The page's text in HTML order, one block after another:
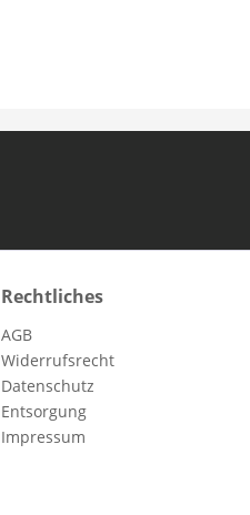
Rechtliches
AGB
Widerrufsrecht
Datenschutz
Entsorgung
Impressum